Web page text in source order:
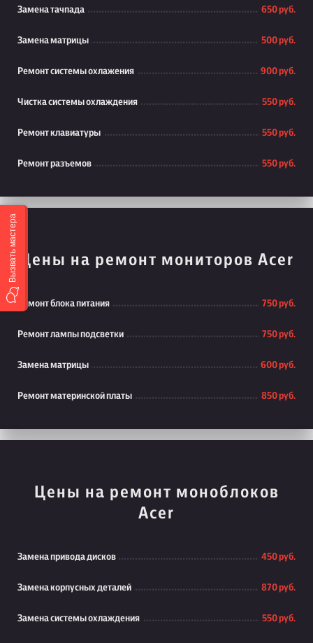
Замена тачпада 650 руб.
Замена матрицы 500 руб.
Ремонт системы охлажения 900 руб.
Чистка системы охлаждения 550 руб.
Ремонт клавиатуры 550 руб.
Ремонт разъемов 550 руб.
Цены на ремонт мониторов Acer
Ремонт блока питания 750 руб.
Ремонт лампы подсветки 750 руб.
Замена матрицы 600 руб.
Ремонт материнской платы 850 руб.
Цены на ремонт моноблоков
Acer
Замена привода дисков 450 руб.
Замена корпусных деталей 870 руб.
Замена системы охлаждения 550 руб.
Вызвать мастера